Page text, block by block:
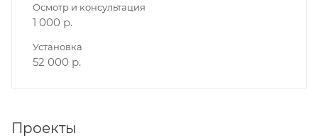
Осмотр и консультация
1 000 р.
Установка
52 000 р.
Проекты